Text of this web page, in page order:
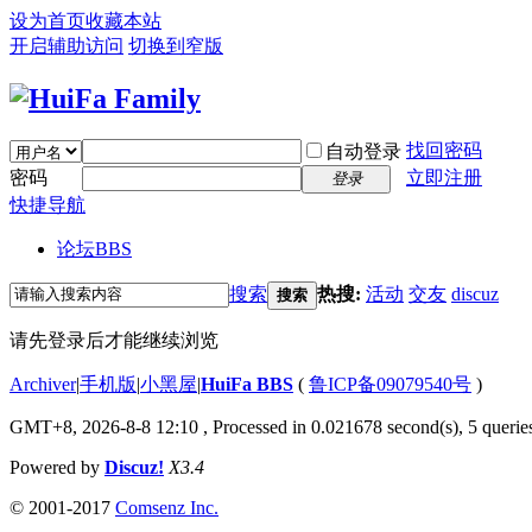
设为首页收藏本站
开启辅助访问 切换到窄版
自动登录 找回密码
密码
登录
立即注册
快捷导航
论坛BBS
搜索 搜索 热搜: 活动 交友 discuz
请先登录后才能继续浏览
Archiver|手机版|小黑屋|HuiFa BBS ( 鲁ICP备09079540号 )
GMT+8, 2026-8-8 12:10 , Processed in 0.021678 second(s), 5
Powered by Discuz! X3.4
© 2001-2017 Comsenz Inc.